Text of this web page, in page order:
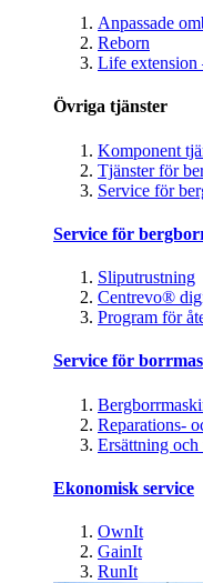
Anpassade
Reborn
Life extension
Övriga tjänster
Komponent
Tjänster för
Service för
Service för
Sliputrustning
Centrevo®
Program för
Service för
Reparations-
Ersättning
Ekonomisk service
OwnIt
GainIt
RunIt